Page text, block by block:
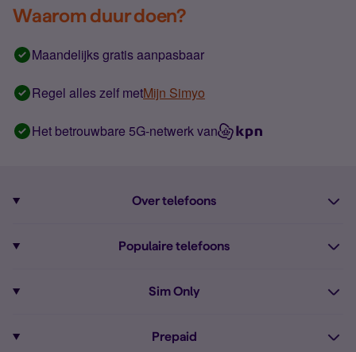
Waarom duur doen?
Maandelijks gratis aanpasbaar
Regel alles zelf metMijn Simyo
Het betrouwbare 5G-netwerk van
Over telefoons
Alle telefoons
Populaire telefoons
iPhone 16
Sim Only
Prepaid